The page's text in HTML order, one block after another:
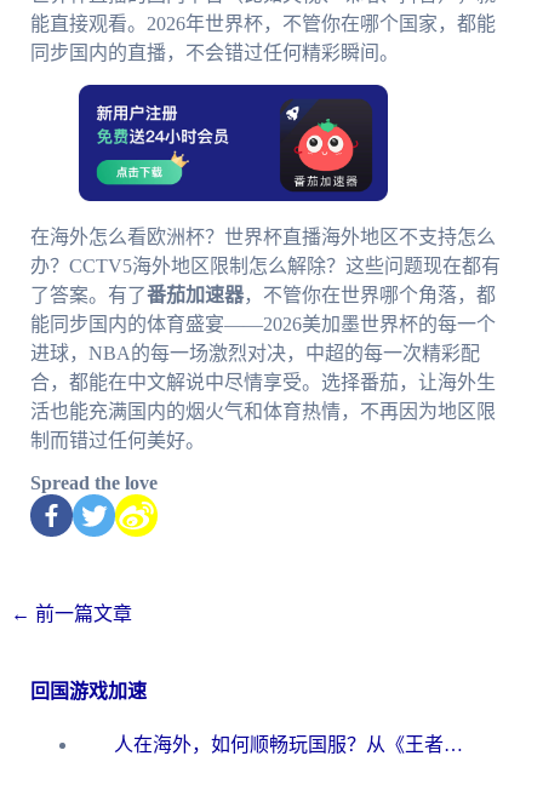
能直接观看。2026年世界杯，不管你在哪个国家，都能
同步国内的直播，不会错过任何精彩瞬间。
在海外怎么看欧洲杯？世界杯直播海外地区不支持怎么
办？CCTV5海外地区限制怎么解除？这些问题现在都有
了答案。有了番茄加速器，不管你在世界哪个角落，都
能同步国内的体育盛宴——2026美加墨世界杯的每一个
进球，NBA的每一场激烈对决，中超的每一次精彩配
合，都能在中文解说中尽情享受。选择番茄，让海外生
活也能充满国内的烟火气和体育热情，不再因为地区限
制而错过任何美好。
Spread the love
← 前一篇文章
回国游戏加速
人在海外，如何顺畅玩国服？从《王者荣耀》到《云图计划》的加速器终极指南